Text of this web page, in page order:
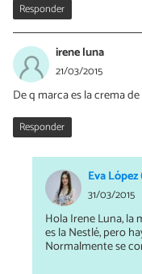
Responder
irene luna
21/03/2015
De q marca es la crema
Responder
Eva
31/03/2015
Hola Irene Luna, la
es la Nestlé, pero
Normalmente se